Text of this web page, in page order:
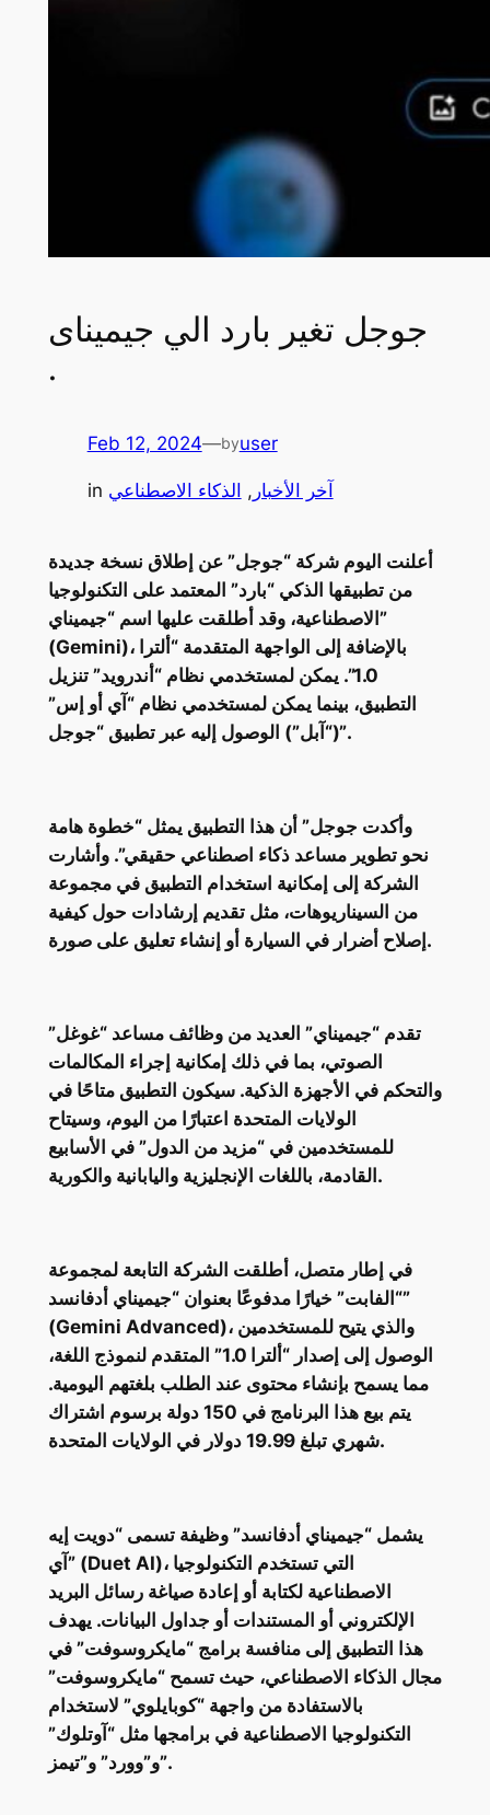
جوجل تغير بارد الي جيميناى
.
Feb 12, 2024—byuser
in آخر الأخبار , الذكاء الاصطناعي
أعلنت اليوم شركة “جوجل” عن إطلاق نسخة جديدة
من تطبيقها الذكي “بارد” المعتمد على التكنولوجيا
الاصطناعية، وقد أطلقت عليها اسم “جيميناي”
(Gemini)، بالإضافة إلى الواجهة المتقدمة “ألترا
1.0”. يمكن لمستخدمي نظام “أندرويد” تنزيل
التطبيق، بينما يمكن لمستخدمي نظام “آي أو إس”
(“آبل”) الوصول إليه عبر تطبيق “جوجل”.
وأكدت جوجل” أن هذا التطبيق يمثل “خطوة هامة
نحو تطوير مساعد ذكاء اصطناعي حقيقي”. وأشارت
الشركة إلى إمكانية استخدام التطبيق في مجموعة
من السيناريوهات، مثل تقديم إرشادات حول كيفية
إصلاح أضرار في السيارة أو إنشاء تعليق على صورة.
تقدم “جيميناي” العديد من وظائف مساعد “غوغل”
الصوتي، بما في ذلك إمكانية إجراء المكالمات
والتحكم في الأجهزة الذكية. سيكون التطبيق متاحًا في
الولايات المتحدة اعتبارًا من اليوم، وسيتاح
للمستخدمين في “مزيد من الدول” في الأسابيع
القادمة، باللغات الإنجليزية واليابانية والكورية.
في إطار متصل، أطلقت الشركة التابعة لمجموعة
“الفابت” خيارًا مدفوعًا بعنوان “جيميناي أدفانسد”
(Gemini Advanced)، والذي يتيح للمستخدمين
الوصول إلى إصدار “ألترا 1.0” المتقدم لنموذج اللغة،
مما يسمح بإنشاء محتوى عند الطلب بلغتهم اليومية.
يتم بيع هذا البرنامج في 150 دولة برسوم اشتراك
شهري تبلغ 19.99 دولار في الولايات المتحدة.
يشمل “جيميناي أدفانسد” وظيفة تسمى “دويت إيه
آي” (Duet AI)، التي تستخدم التكنولوجيا
الاصطناعية لكتابة أو إعادة صياغة رسائل البريد
الإلكتروني أو المستندات أو جداول البيانات. يهدف
هذا التطبيق إلى منافسة برامج “مايكروسوفت” في
مجال الذكاء الاصطناعي، حيث تسمح “مايكروسوفت”
بالاستفادة من واجهة “كوبايلوي” لاستخدام
التكنولوجيا الاصطناعية في برامجها مثل “آوتلوك”
و”وورد” و”تيمز”.